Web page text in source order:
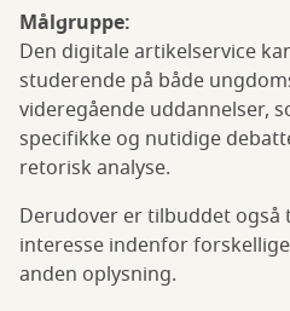
Målgruppe:
Den digitale artikelservice
studerende på både
videregående uddannelser,
specifikke og nutidige
retorisk analyse.
Derudover er tilbuddet også
interesse indenfor
anden oplysning.